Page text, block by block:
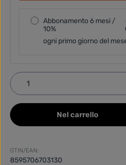
Abbonamento 6 mesi /
10%
ogni primo giorno del
Quantità del prodotto:
Nel carrello
GTIN/EAN:
8595706703130